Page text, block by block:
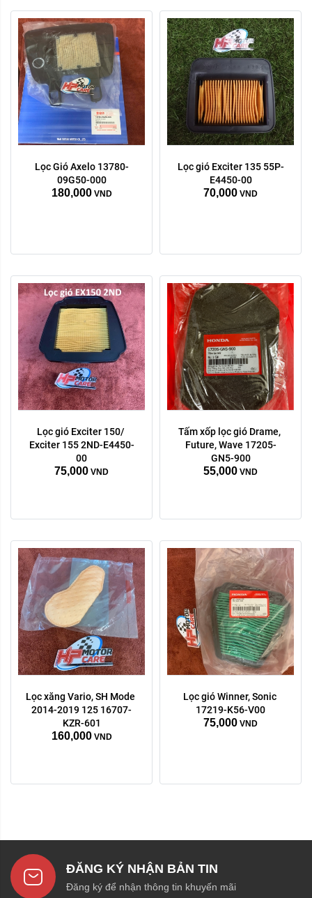
Lọc Gió Axelo 13780-
09G50-000
180,000 VND
Lọc gió Exciter 135 55P-
E4450-00
70,000 VND
Lọc gió Exciter 150/
Exciter 155 2ND-E4450-
00
75,000 VND
Tấm xốp lọc gió Drame,
Future, Wave 17205-
GN5-900
55,000 VND
Lọc xăng Vario, SH Mode
2014-2019 125 16707-
KZR-601
160,000 VND
Lọc gió Winner, Sonic
17219-K56-V00
75,000 VND
ĐĂNG KÝ NHẬN BẢN TIN
Đăng ký để nhận thông tin khuyến mãi